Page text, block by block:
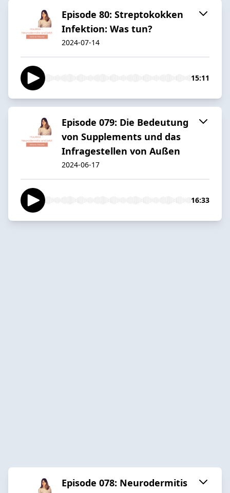
Episode 80: Streptokokken
Infektion: Was tun?
2024-07-14
15:11
Episode 079: Die Bedeutung
von Supplements und das
Infragestellen von Außen
2024-06-17
16:33
Episode 078: Neurodermitis